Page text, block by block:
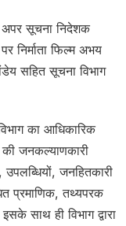
सूचना निदेशक
निर्माता फिल्म अभय
सहित सूचना विभाग
का आधिकारिक
जनकल्याणकारी
उपलब्धियों, जनहितकारी
प्रमाणिक, तथ्यपरक
साथ ही विभाग द्वारा